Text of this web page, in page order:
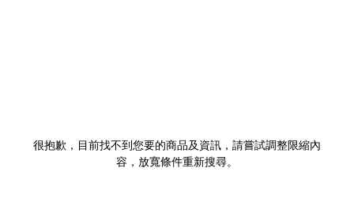
很抱歉，目前找不到您要的商品及資訊，請嘗試調整限縮內
容，放寬條件重新搜尋。